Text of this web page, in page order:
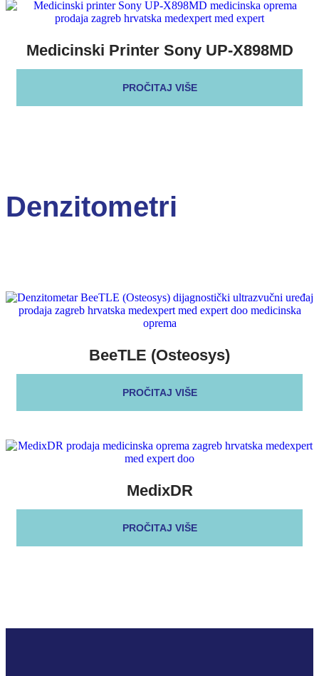
Medicinski Printer Sony UP-X898MD
PROČITAJ VIŠE
Denzitometri
BeeTLE (Osteosys)
PROČITAJ VIŠE
MedixDR
PROČITAJ VIŠE